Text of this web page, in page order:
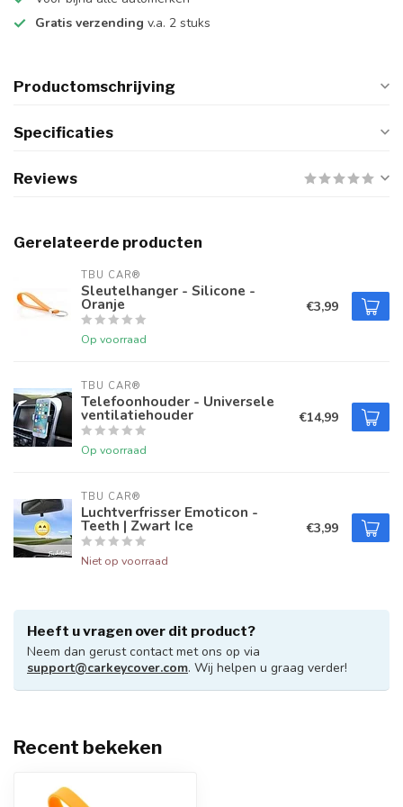
Gratis verzending v.a. 2 stuks
Productomschrijving
Specificaties
Reviews
Gerelateerde producten
TBU CAR®
Sleutelhanger - Silicone -
Oranje
Op voorraad
€3,99
TBU CAR®
Telefoonhouder - Universele
ventilatiehouder
Op voorraad
€14,99
TBU CAR®
Luchtverfrisser Emoticon -
Teeth | Zwart Ice
Niet op voorraad
€3,99
Heeft u vragen over dit product?
Neem dan gerust contact met ons op via
support@carkeycover.com. Wij helpen u graag verder!
Recent bekeken